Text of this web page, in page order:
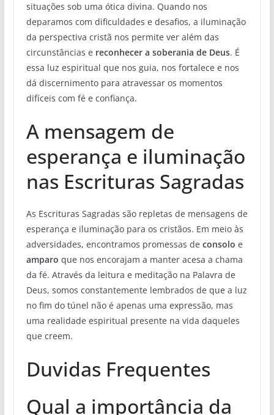
situações sob uma ótica divina. Quando nos
deparamos com dificuldades e desafios, a iluminação
da perspectiva cristã nos permite ver além das
circunstâncias e reconhecer a soberania de Deus. É
essa luz espiritual que nos guia, nos fortalece e nos
dá discernimento para atravessar os momentos
difíceis com fé e confiança.
A mensagem de
esperança e iluminação
nas Escrituras Sagradas
As Escrituras Sagradas são repletas de mensagens de
esperança e iluminação para os cristãos. Em meio às
adversidades, encontramos promessas de consolo e
amparo que nos encorajam a manter acesa a chama
da fé. Através da leitura e meditação na Palavra de
Deus, somos constantemente lembrados de que a luz
no fim do túnel não é apenas uma expressão, mas
uma realidade espiritual presente na vida daqueles
que creem.
Duvidas Frequentes
Qual a importância da